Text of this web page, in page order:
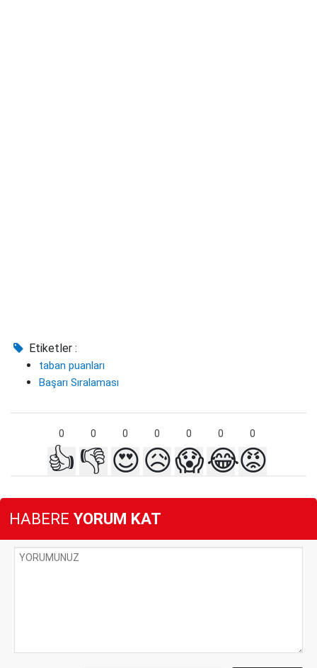
Etiketler :
taban puanları
Başarı Sıralaması
0 0 0 0 0 0 0
👍 👎 😍😥😱😂😡
HABERE YORUM KAT